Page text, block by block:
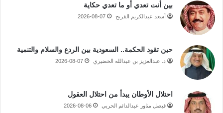
بين أنت تعدي أو ما تعدي حكاية
أسعد عبدالكريم الفريح 2026-08-07
حين تقود الحكمة.. السعودية بين الردع والسلام والتنمية
د. عبدالعزيز بن عبدالله الخضيري 2026-08-07
احتلال الأوطان يبدأ من احتلال العقول
فيصل مناور عبدالدائم الحربي 2026-08-06